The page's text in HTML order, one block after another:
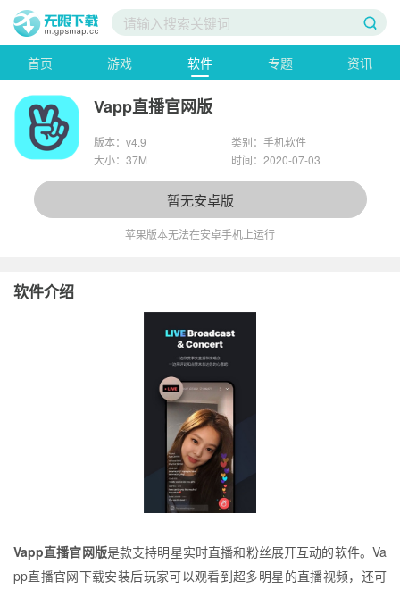
首页 游戏 软件 专题 资讯
Vapp直播官网版
版本：v4.9
类别：手机软件
大小：37M
时间：2020-07-03
暂无安卓版
苹果版本无法在安卓手机上运行
软件介绍
Vapp直播官网版是款支持明星实时直播和粉丝展开互动的软件。Va
pp直播官网下载安装后玩家可以观看到超多明星的直播视频，还可